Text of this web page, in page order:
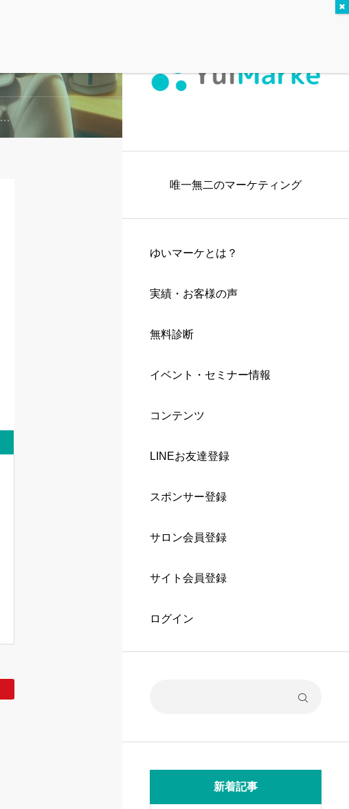
唯一無二のマーケティング
ゆいマーケとは？
実績・お客様の声
無料診断
イベント・セミナー情報
コンテンツ
LINEお友達登録
スポンサー登録
サロン会員登録
サイト会員登録
ログイン
新着記事